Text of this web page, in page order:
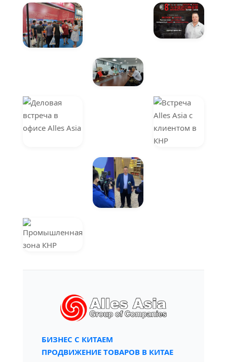
БИЗНЕС С КИТАЕМ
ПРОДВИЖЕНИЕ ТОВАРОВ В КИТАЕ